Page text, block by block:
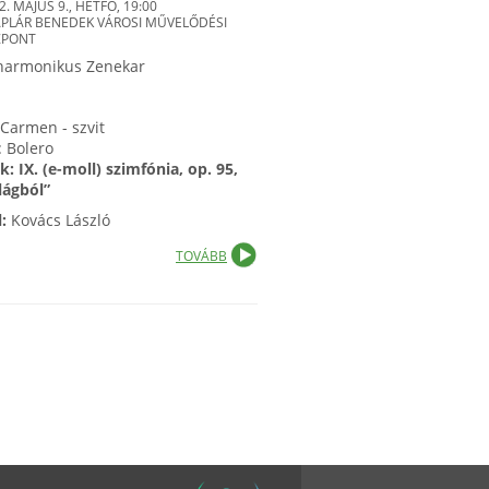
MÁJUS 9., HÉTFŐ, 19:00
BENEDEK VÁROSI MŰVELŐDÉSI
Zenekar
Carmen - szvit
Bolero
IX. (e-moll) szimfónia, op. 95,
Kovács László
TOVÁBB